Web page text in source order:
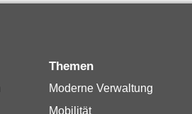
Themen
Moderne Verwaltung
Mobilität